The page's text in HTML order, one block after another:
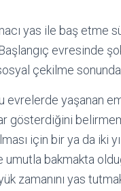
yas ile baş etme
evresinde
çekilme
evrelerde yaşanan
gösterdiğini
için bir ya da iki
bakmakta
zamanını yas